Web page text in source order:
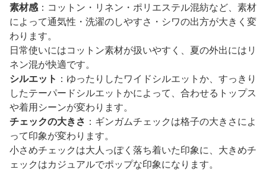
素材感：コットン・リネン・ポリエステル混紡など、素材
によって通気性・洗濯のしやすさ・シワの出方が大きく変
わります。
日常使いにはコットン素材が扱いやすく、夏の外出にはリ
ネン混が快適です。
シルエット ：ゆったりしたワイドシルエットか、すっきり
したテーパードシルエットかによって、合わせるトップス
や着用シーンが変わります。
チェックの大きさ ：ギンガムチェックは格子の大きさによ
って印象が変わります。
小さめチェックは大人っぽく落ち着いた印象に、大きめチ
ェックはカジュアルでポップな印象になります。